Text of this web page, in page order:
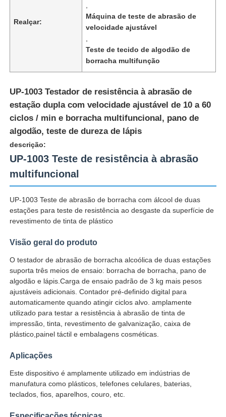
Casa
Produtos
Quem Somos
Fábrica
Fale Conosco
Pedir um orçamento
Câmara de Teste Ambiental
Máquina de teste universal
Realçar:
Máquina de teste de abrasão de
velocidade ajustável
Teste de tecido de algodão de
borracha multifunção
UP-1003 Testador de resistência à abrasão de
estação dupla com velocidade ajustável de 10 a 60
ciclos / min e borracha multifuncional, pano de
algodão, teste de dureza de lápis
descrição:
UP-1003 Teste de resistência à abrasão
multifuncional
UP-1003 Teste de abrasão de borracha com álcool de duas
estações para teste de resistência ao desgaste da superfície de
revestimento de tinta de plástico
Visão geral do produto
O testador de abrasão de borracha alcoólica de duas estações
suporta três meios de ensaio: borracha de borracha, pano de
algodão e lápis.Carga de ensaio padrão de 3 kg mais pesos
ajustáveis adicionais. Contador pré-definido digital para
automaticamente quando atingir ciclos alvo. amplamente
utilizado para testar a resistência à abrasão de tinta de
impressão, tinta, revestimento de galvanização, caixa de
plástico,painel táctil e embalagens cosméticas.
Aplicações
Este dispositivo é amplamente utilizado em indústrias de
manufatura como plásticos, telefones celulares, baterias,
teclados, fios, aparelhos, couro, etc.